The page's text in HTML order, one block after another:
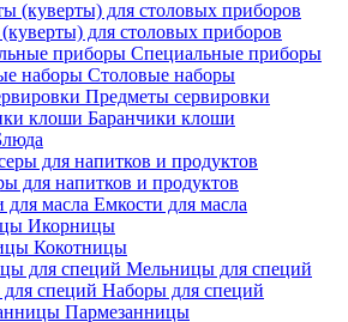
для столовых приборов
Специальные приборы
Столовые наборы
Предметы сервировки
Баранчики клоши
для напитков и продуктов
Емкости для масла
Икорницы
Кокотницы
Мельницы для специй
Наборы для специй
Пармезанницы